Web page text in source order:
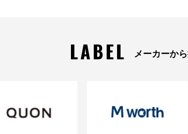
LABEL メーカーか